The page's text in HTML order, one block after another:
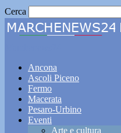
Cerca
Ancona
Ascoli Piceno
Fermo
Macerata
Pesaro-Urbino
Eventi
Arte e cultura